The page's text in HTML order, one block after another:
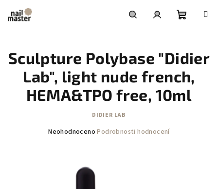
obsah
košík
Sculpture Polybase "Didier
Lab", light nude french,
HEMA&TPO free, 10ml
DIDIER LAB
Průměrné
Neohodnoceno Podrobnosti hodnocení